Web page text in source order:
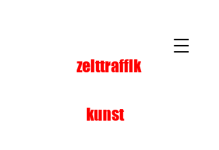
kunst
zeittraffik